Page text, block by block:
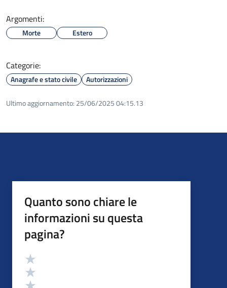
Argomenti:
Morte Estero
Categorie:
Anagrafe e stato civile Autorizzazioni
Ultimo aggiornamento: 25/06/2025 04:15.13
Quanto sono chiare le
informazioni su questa
pagina?
Valutazione